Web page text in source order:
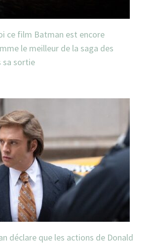
ce film Batman est encore
le meilleur de la saga des
sa sortie
déclare que les actions de Donald